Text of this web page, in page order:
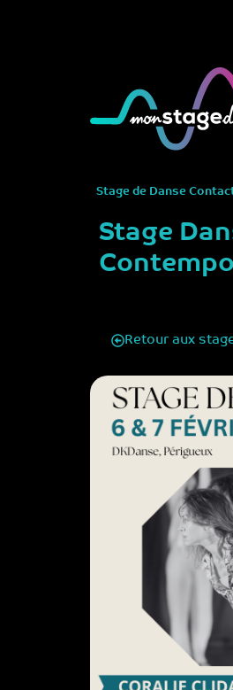
Stage de Danse
Stage
Retour aux